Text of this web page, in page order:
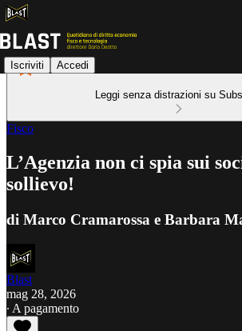
Iscriviti Accedi
Leggi senza distrazioni su
Fisco
L’Agenzia non ci spia sui
sollievo!
di Marco Cramarossa e Barbara
Blast
mag 28, 2026
∙ A pagamento